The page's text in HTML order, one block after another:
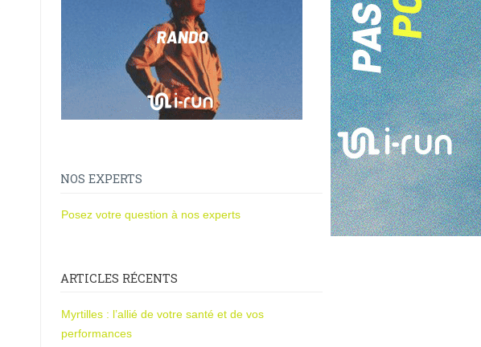
NOS EXPERTS
Posez votre question à nos experts
ARTICLES RÉCENTS
Myrtilles : l’allié de votre santé et de vos
performances